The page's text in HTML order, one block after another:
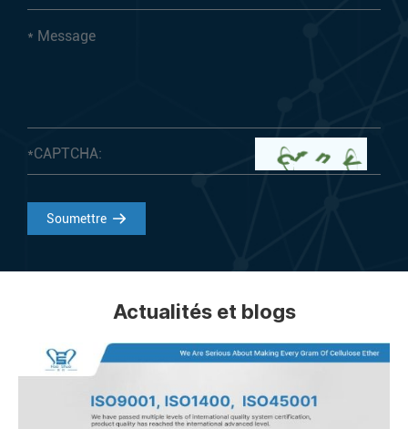
Soumettre
Actualités et blogs